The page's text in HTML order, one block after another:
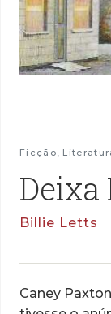
Ficção,
Deixa
Billie Letts
Caney